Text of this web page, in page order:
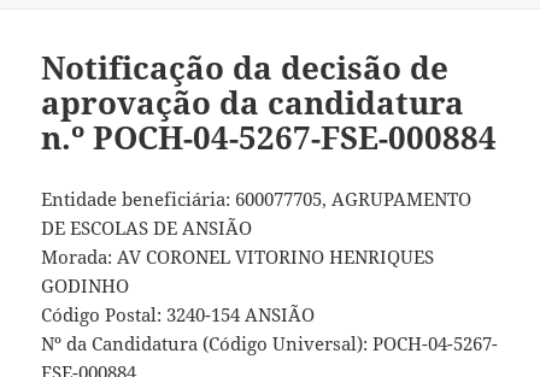
Notificação da decisão de
aprovação da candidatura
n.º POCH-04-5267-FSE-000884
Entidade beneficiária: 600077705, AGRUPAMENTO
DE ESCOLAS DE ANSIÃO
Morada: AV CORONEL VITORINO HENRIQUES
GODINHO
Código Postal: 3240-154 ANSIÃO
Nº da Candidatura (Código Universal): POCH-04-5267-